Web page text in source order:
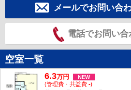
メールでお問い合
電話でお問い合
空室一覧
6.3万円 NEW
(管理費・共益費 -)